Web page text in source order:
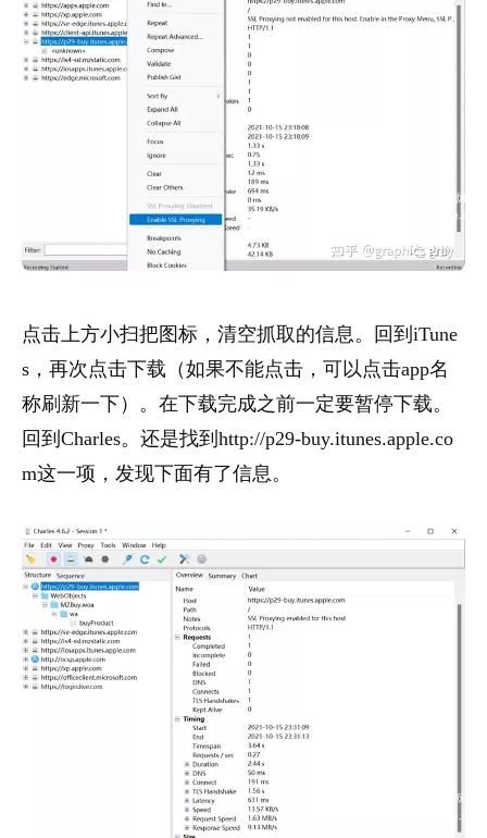
点击上方小扫把图标，清空抓取的信息。回到iTune
s，再次点击下载（如果不能点击，可以点击app名
称刷新一下）。在下载完成之前一定要暂停下载。
回到Charles。还是找到http://p29-buy.itunes.apple.co
m这一项，发现下面有了信息。